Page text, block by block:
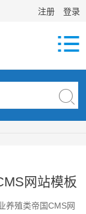
注册 登录

网站模板
养殖类帝国CMS网